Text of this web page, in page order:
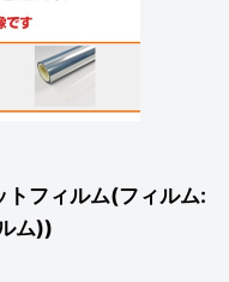
トフィルム(フィルム:
ム))